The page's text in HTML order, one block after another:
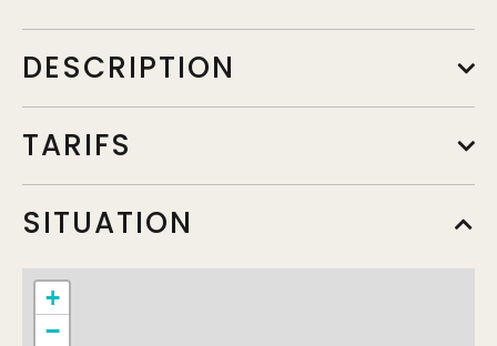
DESCRIPTION
TARIFS
SITUATION
+
−